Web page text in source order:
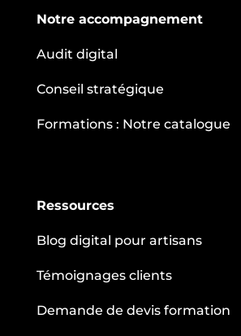
Notre accompagnement
Audit digital
Conseil stratégique
Formations : Notre catalogue
Ressources
Blog digital pour artisans
Témoignages clients
Demande de devis formation